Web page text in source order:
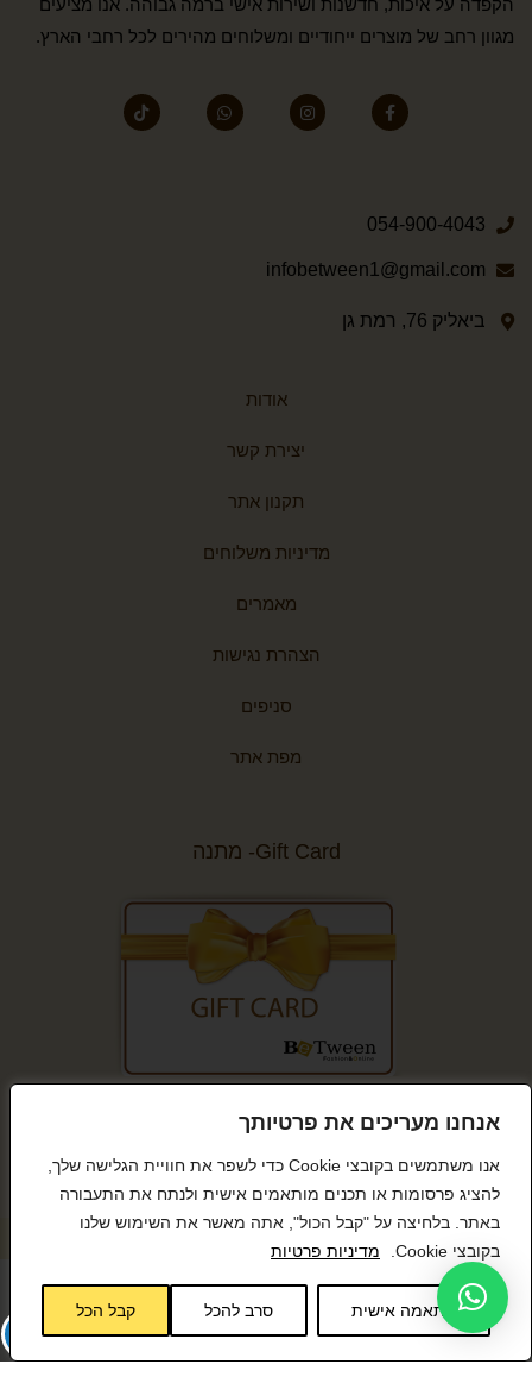
אנחנו מעריכים את פרטיותך
אנו משתמשים בקובצי Cookie כדי לשפר את חוויית הגלישה שלך,
להציג פרסומות או תכנים מותאמים אישית ולנתח את התעבורה
באתר. בלחיצה על "קבל הכול", אתה מאשר את השימוש שלנו
בקובצי Cookie.
מדיניות פרטיות
התאמה אישית סרב להכל קבל הכל
הקפדה על איכות, חדשנות ושירות אישי ברמה גבוהה. אנו מציעים
מגוון רחב של מוצרים ייחודיים ומשלוחים מהירים לכל רחבי הארץ.
054-900-4043
infobetween1@gmail.com
ביאליק 76, רמת גן
אודות
יצירת קשר
תקנון אתר
מדיניות משלוחים
מאמרים
הצהרת נגישות
סניפים
מפת אתר
Gift Card- מתנה
קנייה מאובטחת
© כל הזכויות שמורות BeTween